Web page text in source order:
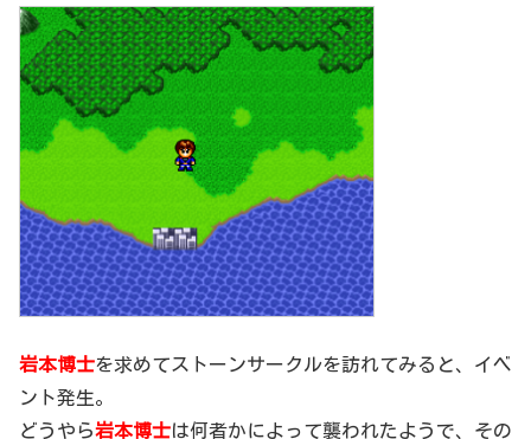
岩本博士を求めてストーンサークルを訪れてみると、イベ
ント発生。
どうやら岩本博士は何者かによって襲われたようで、その